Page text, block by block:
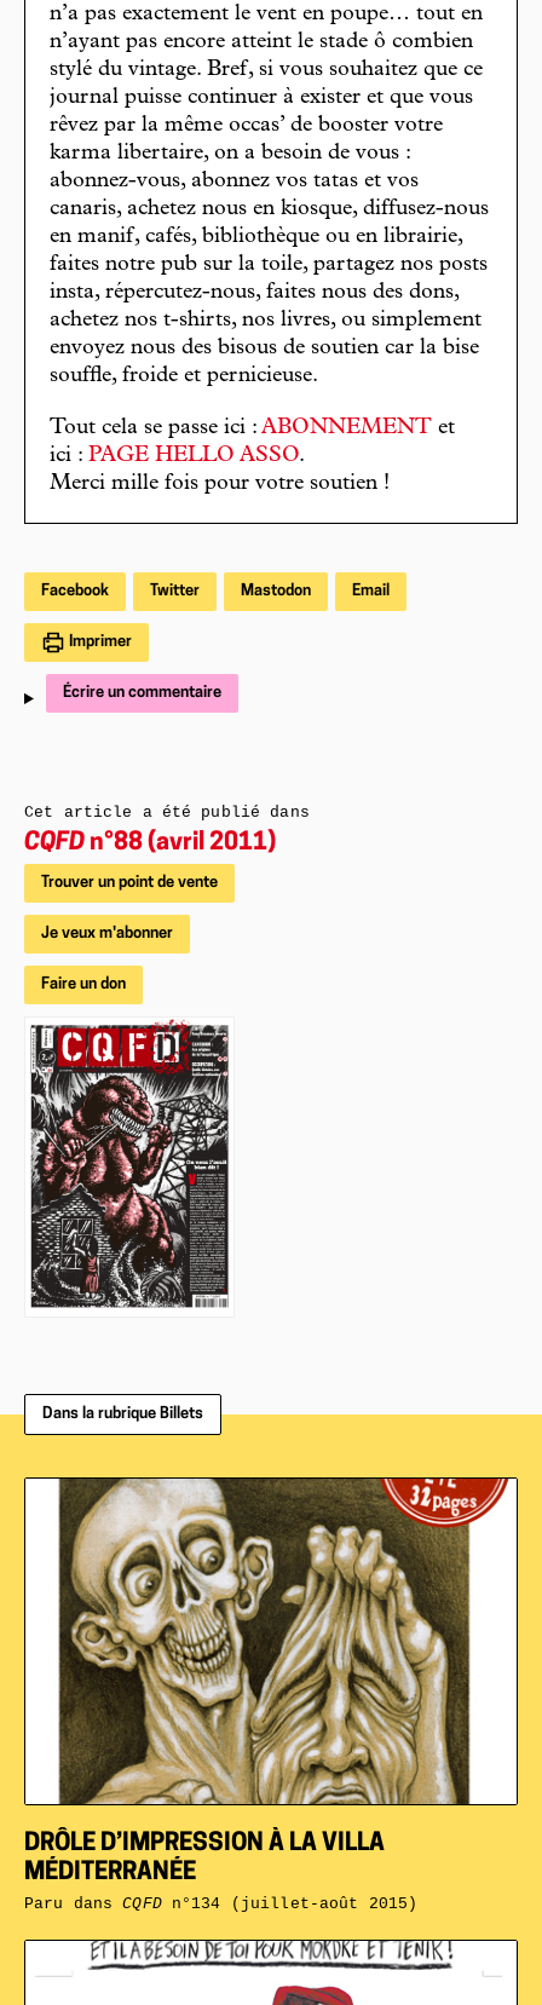
n’a pas exactement le vent en poupe… tout en
n’ayant pas encore atteint le stade ô combien
stylé du vintage. Bref, si vous souhaitez que ce
journal puisse continuer à exister et que vous
rêvez par la même occas’ de booster votre
karma libertaire, on a besoin de vous :
abonnez-vous, abonnez vos tatas et vos
canaris, achetez nous en kiosque, diffusez-nous
en manif, cafés, bibliothèque ou en librairie,
faites notre pub sur la toile, partagez nos posts
insta, répercutez-nous, faites nous des dons,
achetez nos t-shirts, nos livres, ou simplement
envoyez nous des bisous de soutien car la bise
souffle, froide et pernicieuse.
Tout cela se passe ici : ABONNEMENT et
ici : PAGE HELLO ASSO.
Merci mille fois pour votre soutien !
Facebook Twitter Mastodon Email
Imprimer
Écrire un commentaire
Cet article a été publié dans
CQFD n°88 (avril 2011)
Trouver un point de vente
Je veux m'abonner
Faire un don
Dans la rubrique Billets
DRÔLE D’IMPRESSION À LA VILLA
MÉDITERRANÉE
Paru dansCQFDn°134 (juillet-août 2015)